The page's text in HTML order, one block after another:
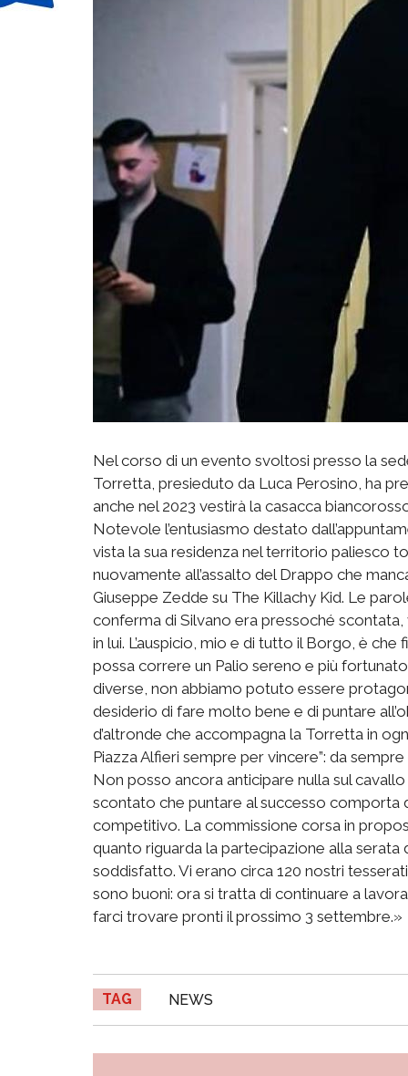
Nel corso di un evento svoltosi presso la
Torretta, presieduto da Luca Perosino, ha
anche nel 2023 vestirà la casacca
Notevole l’entusiasmo destato
vista la sua residenza nel territorio paliesco
nuovamente all’assalto del Drappo che
Giuseppe Zedde su The Killachy Kid. Le
conferma di Silvano era pressoché
in lui. L’auspicio, mio e di tutto il Borgo, è
possa correre un Palio sereno e più
diverse, non abbiamo potuto essere
desiderio di fare molto bene e di puntare
d’altronde che accompagna la Torretta in
Piazza Alfieri sempre per vincere”: da
Non posso ancora anticipare nulla sul
scontato che puntare al successo
competitivo. La commissione corsa in
quanto riguarda la partecipazione alla
soddisfatto. Vi erano circa 120 nostri
sono buoni: ora si tratta di continuare a
farci trovare pronti il prossimo 3 settembre.»
TAG NEWS